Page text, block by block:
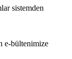
sistemden
e-bültenimize